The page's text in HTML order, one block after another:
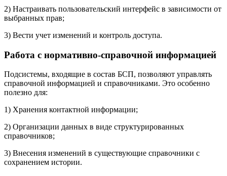
2) Настраивать пользовательский интерфейс в зависимости от
выбранных прав;
3) Вести учет изменений и контроль доступа.
Работа с нормативно-справочной информацией
Подсистемы, входящие в состав БСП, позволяют управлять
справочной информацией и справочниками. Это особенно
полезно для:
1) Хранения контактной информации;
2) Организации данных в виде структурированных
справочников;
3) Внесения изменений в существующие справочники с
сохранением истории.